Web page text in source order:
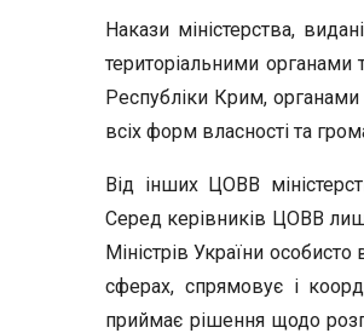
Накази міністерства,
територіальними
Республіки Крим, органами
всіх форм власності та
Від інших ЦОВВ
Серед керівників ЦОВВ
Міністрів України
сферах, спрямовує і
приймає рішення щодо